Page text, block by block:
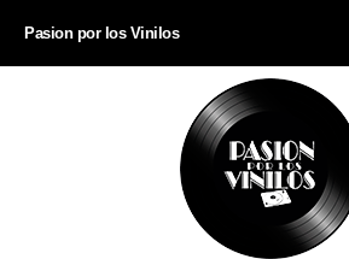
Pasion por los Vinilos